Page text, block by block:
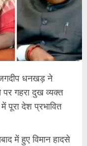
जगदीप धनखड़ ने
पर गहरा दुख व्यक्त
पूरा देश प्रभावित
में हुए विमान हादसे